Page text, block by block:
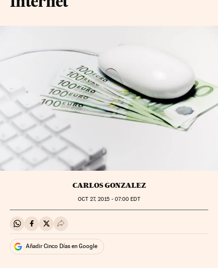
CARLOS GONZALEZ
OCT27, 2015 - 07:00 EDT
Compartir en Whatsapp
Compartir en Facebook
Compartir en Twitter
Desplegar Redes Sociales
Añadir Cinco Días en Google